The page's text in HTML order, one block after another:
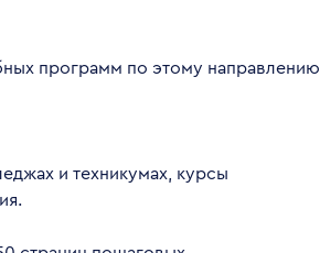
программ по этому направлению,
и техникумах, курсы